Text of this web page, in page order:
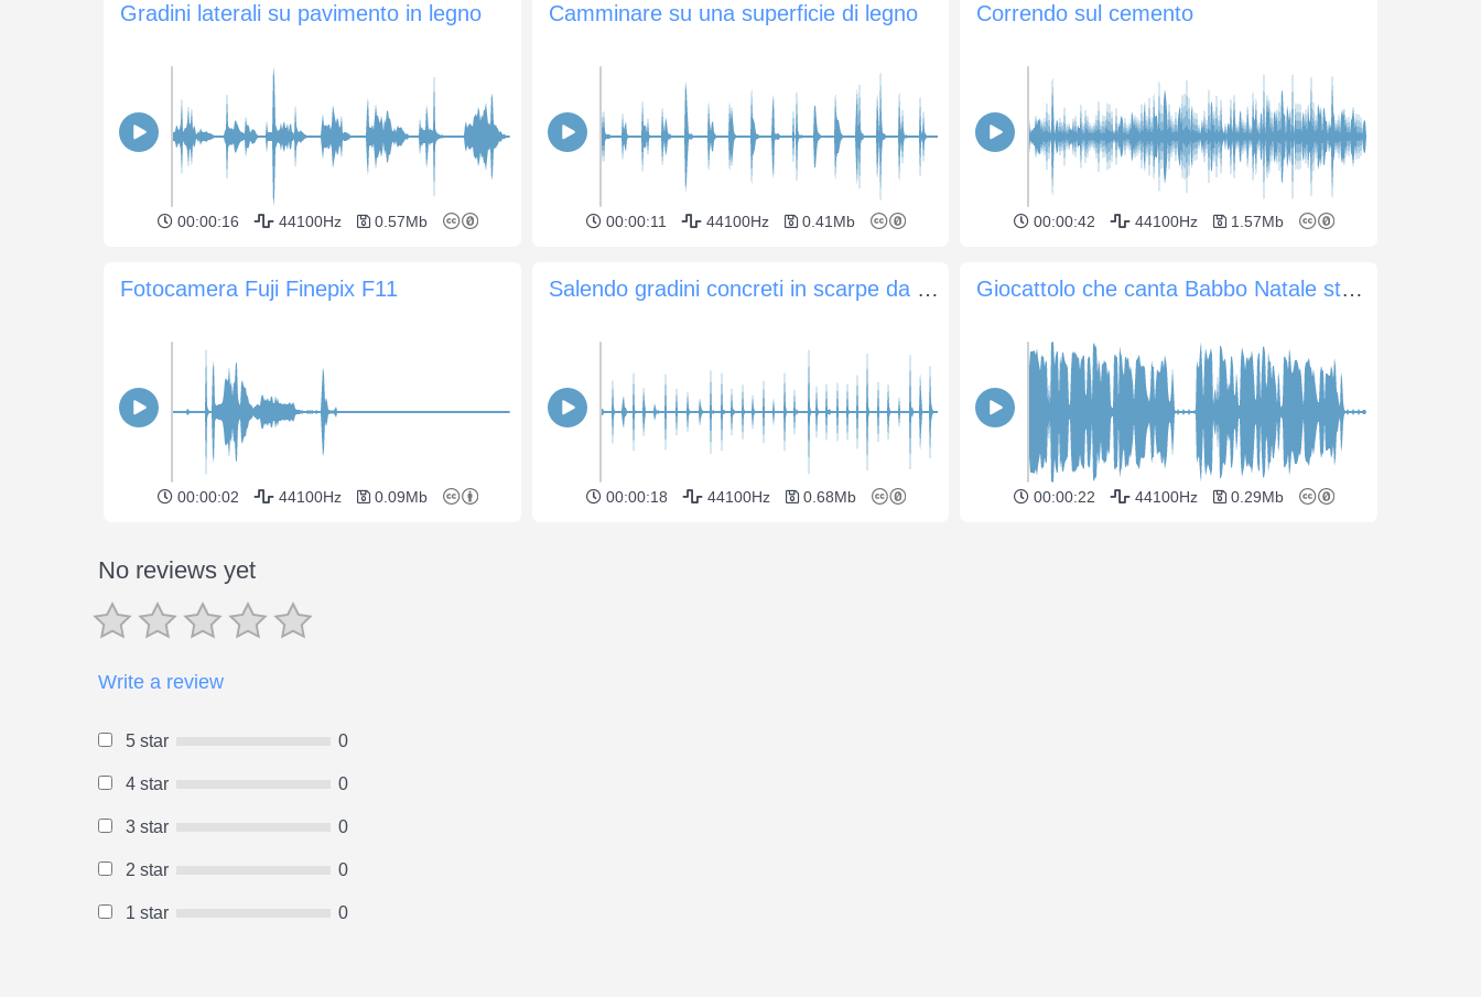
Gradini laterali su pavimento in legno
00:00:16 44100Hz 0.57Mb
Camminare su una superficie di legno
00:00:11 44100Hz 0.41Mb
Correndo sul cemento
00:00:42 44100Hz 1.57Mb
Fotocamera Fuji Finepix F11
00:00:02 44100Hz 0.09Mb
Salendo gradini concreti in scarpe da ginnastica
00:00:18 44100Hz 0.68Mb
Giocattolo che canta Babbo Natale sta arrivando in città
00:00:22 44100Hz 0.29Mb
No reviews yet
Write a review
5 star 0
4 star 0
3 star 0
2 star 0
1 star 0